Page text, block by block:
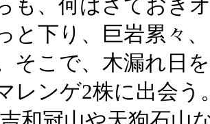
も、何はさておき
と下り、巨岩累々
そこで、木漏れ日
レンゲ2株に出会